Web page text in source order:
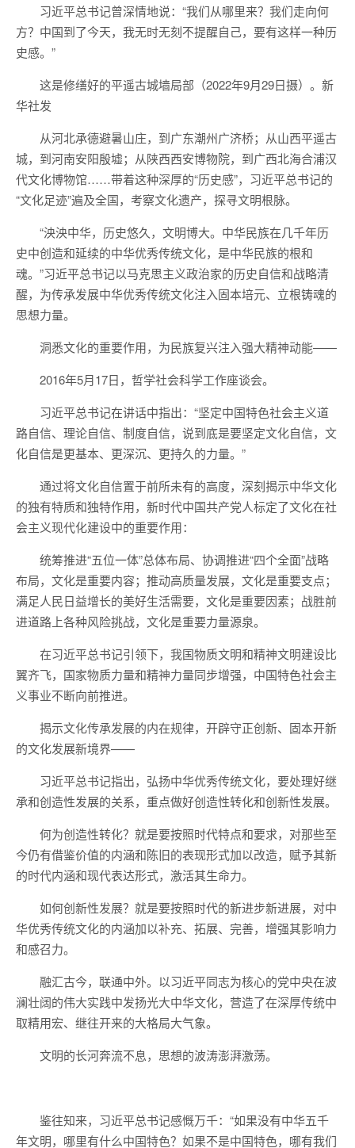
习近平总书记曾深情地说：“我们从哪里来？我们走向何
方？中国到了今天，我无时无刻不提醒自己，要有这样一种历
史感。”
这是修缮好的平遥古城墙局部（2022年9月29日摄）。新
华社发
从河北承德避暑山庄，到广东潮州广济桥；从山西平遥古
城，到河南安阳殷墟；从陕西西安博物院，到广西北海合浦汉
代文化博物馆……带着这种深厚的“历史感”，习近平总书记的
“文化足迹”遍及全国，考察文化遗产，探寻文明根脉。
“泱泱中华，历史悠久，文明博大。中华民族在几千年历
史中创造和延续的中华优秀传统文化，是中华民族的根和
魂。”习近平总书记以马克思主义政治家的历史自信和战略清
醒，为传承发展中华优秀传统文化注入固本培元、立根铸魂的
思想力量。
洞悉文化的重要作用，为民族复兴注入强大精神动能——
2016年5月17日，哲学社会科学工作座谈会。
习近平总书记在讲话中指出：“坚定中国特色社会主义道
路自信、理论自信、制度自信，说到底是要坚定文化自信，文
化自信是更基本、更深沉、更持久的力量。”
通过将文化自信置于前所未有的高度，深刻揭示中华文化
的独有特质和独特作用，新时代中国共产党人标定了文化在社
会主义现代化建设中的重要作用：
统筹推进“五位一体”总体布局、协调推进“四个全面”战略
布局，文化是重要内容；推动高质量发展，文化是重要支点；
满足人民日益增长的美好生活需要，文化是重要因素；战胜前
进道路上各种风险挑战，文化是重要力量源泉。
在习近平总书记引领下，我国物质文明和精神文明建设比
翼齐飞，国家物质力量和精神力量同步增强，中国特色社会主
义事业不断向前推进。
揭示文化传承发展的内在规律，开辟守正创新、固本开新
的文化发展新境界——
习近平总书记指出，弘扬中华优秀传统文化，要处理好继
承和创造性发展的关系，重点做好创造性转化和创新性发展。
何为创造性转化？就是要按照时代特点和要求，对那些至
今仍有借鉴价值的内涵和陈旧的表现形式加以改造，赋予其新
的时代内涵和现代表达形式，激活其生命力。
如何创新性发展？就是要按照时代的新进步新进展，对中
华优秀传统文化的内涵加以补充、拓展、完善，增强其影响力
和感召力。
融汇古今，联通中外。以习近平同志为核心的党中央在波
澜壮阔的伟大实践中发扬光大中华文化，营造了在深厚传统中
取精用宏、继往开来的大格局大气象。
文明的长河奔流不息，思想的波涛澎湃激荡。
鉴往知来，习近平总书记感慨万千：“如果没有中华五千
年文明，哪里有什么中国特色？如果不是中国特色，哪有我们